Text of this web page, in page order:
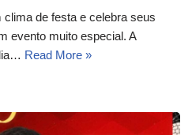
de festa e celebra seus
evento muito especial. A
Read More »